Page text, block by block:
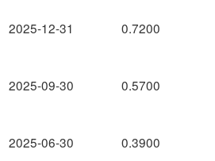
2025-12-31
2025-09-30
2025-06-30
0.7200
0.5700
0.3900